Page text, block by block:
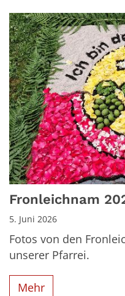
Fronleichnam
5. Juni 2026
Fotos von den
unserer Pfarrei.
Mehr